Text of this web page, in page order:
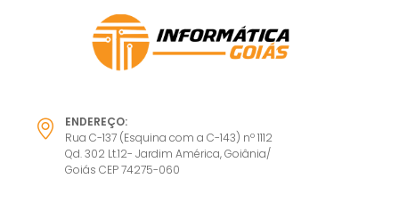
ENDEREÇO:
Rua C-137 (Esquina com a C-143) nº 1112
Qd. 302 Lt.12- Jardim América, Goiânia/
Goiás CEP 74275-060